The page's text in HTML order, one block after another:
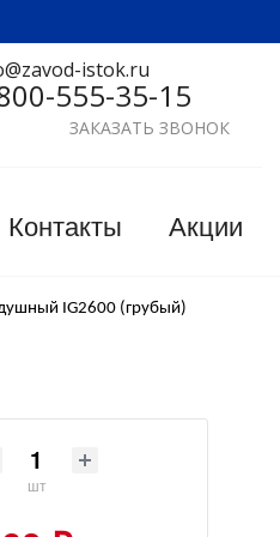
istok.ru
555-35-15
ЗАКАЗАТЬ ЗВОНОК
Контакты Акции
IG2600 (грубый)
шт